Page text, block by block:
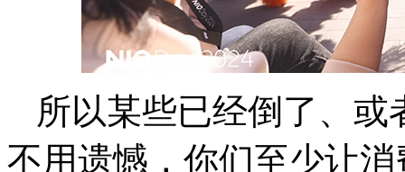
所以某些已经倒了、
不用遗憾，你们至少让